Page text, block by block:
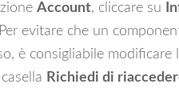
Account, cliccare su
evitare che un
è consigliabile
Richiedi di